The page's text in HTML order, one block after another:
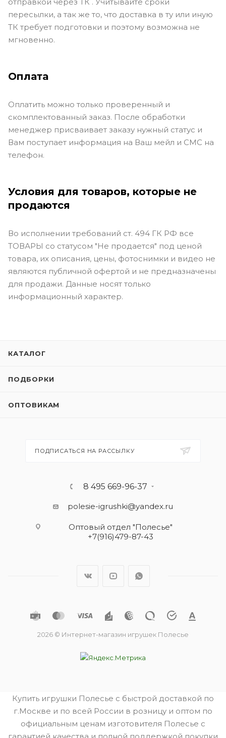
отправкой через ТК . Учитывайте сроки
пересылки, а так же то, что доставка в ту или иную
ТК требует подготовки и поэтому возможна не
мгновенно.
Оплата
Оплатить можно только проверенный и
скомплектованный заказ. После обработки
менеджер присваивает заказу нужный статус и
Вам поступает информация на Ваш мейл и СМС на
телефон.
Условия для товаров, которые не
продаются
Во исполнении требований ст. 494 ГК РФ все
ТОВАРЫ со статусом "Не продается" под ценой
товара, их описания, цены, фотоснимки и видео не
являются публичной офертой и не предназначены
для продажи. Данные носят только
информационный характер.
КАТАЛОГ
ПОДБОРКИ
ОПТОВИКАМ
ПОДПИСАТЬСЯ НА РАССЫЛКУ
8 495 669-96-37
polesie-igrushki@yandex.ru
Оптовый отдел "Полесье"
+7(916)479-87-43
2026 © Интернет-магазин игрушек Полесье
Купить игрушки Полесье с быстрой доставкой по
г.Москве и по всей России в розницу и оптом по
официальным ценам изготовителя Полесье с